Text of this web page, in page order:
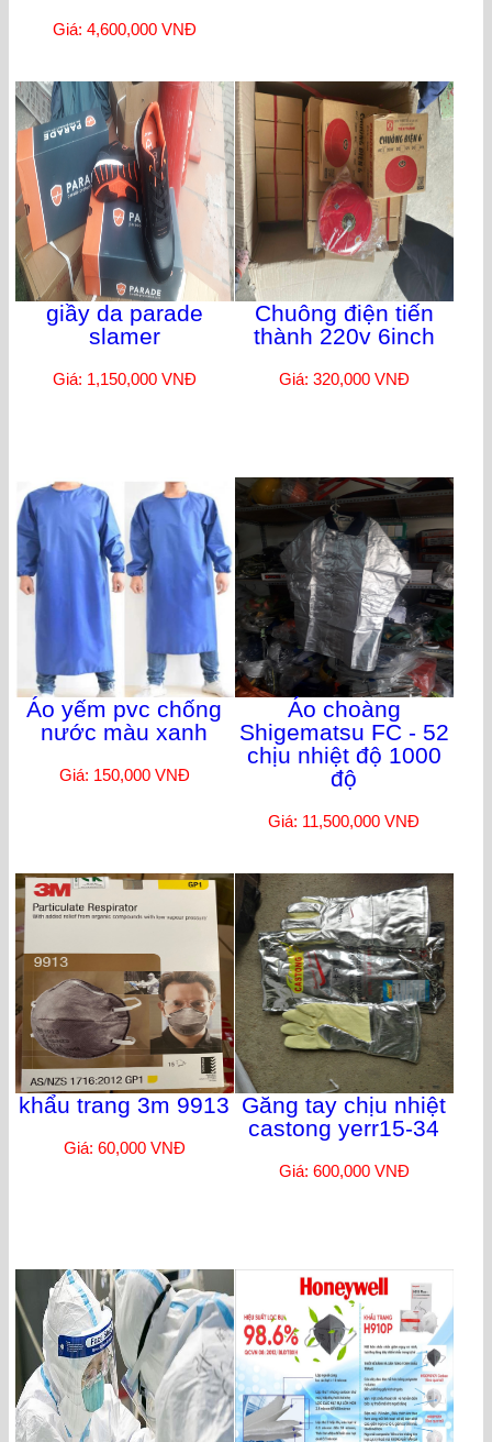
Giá: 4,600,000 VNĐ
giầy da parade
slamer
Giá: 1,150,000 VNĐ
Chuông điện tiến
thành 220v 6inch
Giá: 320,000 VNĐ
Áo yếm pvc chống
nước màu xanh
Giá: 150,000 VNĐ
Áo choàng
Shigematsu FC - 52
chịu nhiệt độ 1000
độ
Giá: 11,500,000 VNĐ
khẩu trang 3m 9913
Giá: 60,000 VNĐ
Găng tay chịu nhiệt
castong yerr15-34
Giá: 600,000 VNĐ